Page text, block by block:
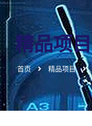
精品项目
首页 精品项目